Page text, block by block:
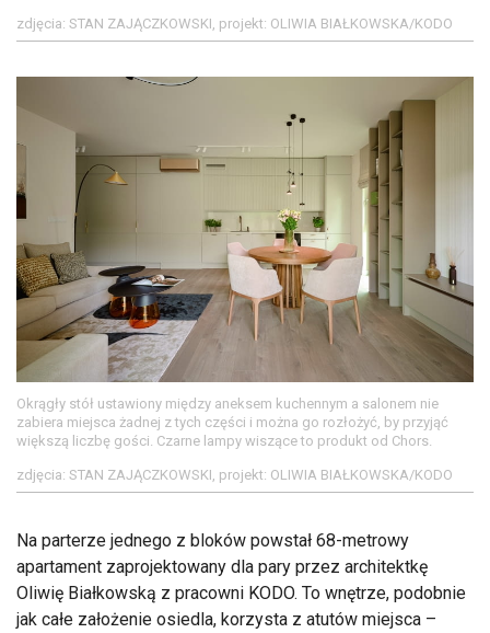
zdjęcia: STAN ZAJĄCZKOWSKI, projekt: OLIWIA BIAŁKOWSKA/KODO
Okrągły stół ustawiony między aneksem kuchennym a salonem nie
zabiera miejsca żadnej z tych części i można go rozłożyć, by przyjąć
większą liczbę gości. Czarne lampy wiszące to produkt od Chors.
zdjęcia: STAN ZAJĄCZKOWSKI, projekt: OLIWIA BIAŁKOWSKA/KODO
Na parterze jednego z bloków powstał 68-metrowy
apartament zaprojektowany dla pary przez architektkę
Oliwię Białkowską z pracowni KODO. To wnętrze, podobnie
jak całe założenie osiedla, korzysta z atutów miejsca –